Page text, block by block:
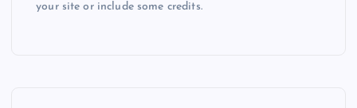
your site or include some credits.